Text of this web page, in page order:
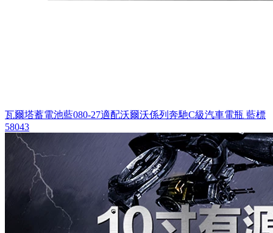
瓦爾塔蓄電池藍080-27適配沃爾沃係列奔馳C級汽車電瓶 藍標
58043